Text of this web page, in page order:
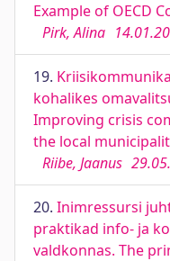
Example of OECD
Pirk, Alina
19.
kohalikes
Improving crisis
the local
Riibe, Jaanus
20. Inimressursi
praktikad info- ja
valdkonnas. The